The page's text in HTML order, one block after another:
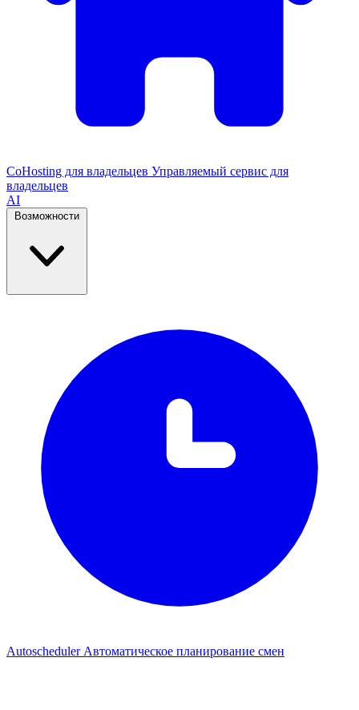
CoHosting для владельцев Управляемый сервис для
владельцев
AI
Autoscheduler Автоматическое планирование смен